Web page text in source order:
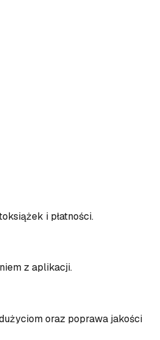
i płatności.
z aplikacji.
oraz poprawa jakości